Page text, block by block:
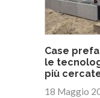
Case
le
più
18 Maggio